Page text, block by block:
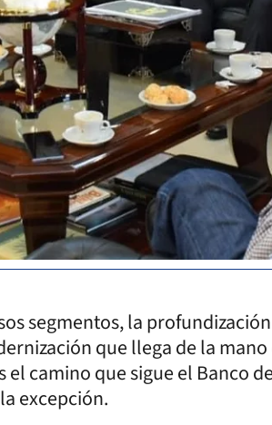
segmentos, la
que llega de la mano
camino que sigue el Banco
excepción.